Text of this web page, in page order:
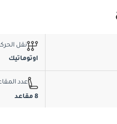
نقل
اوتوماتيك
عدد
8 مقاعد